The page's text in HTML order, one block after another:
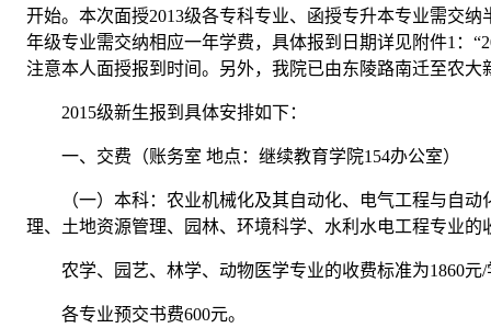
开始。本次面授2013级各专科专业、函授专升本专业需交
年级专业需交纳相应一年学费，具体报到日期详见附件1：
注意本人面授报到时间。另外，我院已由东陵路南迁至农
2015级新生报到具体安排如下：
一、交费（账务室 地点：继续教育学院154办公室）
（一）本科：农业机械化及其自动化、电气工程与自
理、土地资源管理、园林、环境科学、水利水电工程专业的
农学、园艺、林学、动物医学专业的收费标准为1860元/
各专业预交书费600元。